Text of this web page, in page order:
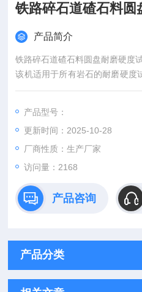
铁路碎石道碴石料圆
产品简介
铁路碎石道碴石料圆盘耐磨硬度
该机适用于所有岩石的耐磨硬度
磨耗能力的参数。
该机由电机、减速机、直径为
砂斗，机架等部件组成，并采用
产品型号：
更新时间：2025-10-28
厂商性质：生产厂家
访问量：2168
产品咨询
产品分类